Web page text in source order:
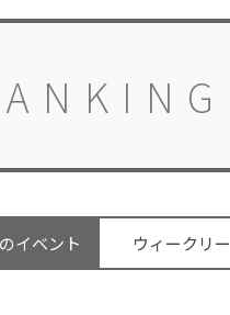
イベント ウィークリー